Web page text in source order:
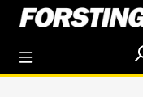
springen